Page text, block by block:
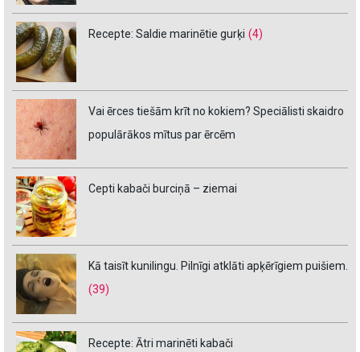
Recepte: Saldie marinētie gurķi (4)
Vai ērces tiešām krīt no kokiem? Speciālisti skaidro
populārākos mītus par ērcēm
Cepti kabači burciņā – ziemai
Kā taisīt kunilingu. Pilnīgi atklāti apķērīgiem puišiem.
(39)
Recepte: Ātri marinēti kabači